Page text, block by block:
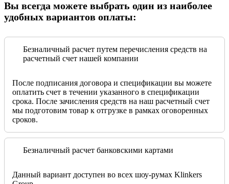
Вы всегда можете выбрать один из наиболее
удобных вариантов оплаты:
Безналичный расчет путем перечисления средств на
расчетный счет нашей компании
После подписания договора и спецификации вы можете
оплатить счет в течении указанного в спецификации
срока. После зачисления средств на наш расчетный счет
мы подготовим товар к отгрузке в рамках оговоренных
сроков.
Безналичный расчет банковскими картами
Данный вариант доступен во всех шоу-румах Klinkers